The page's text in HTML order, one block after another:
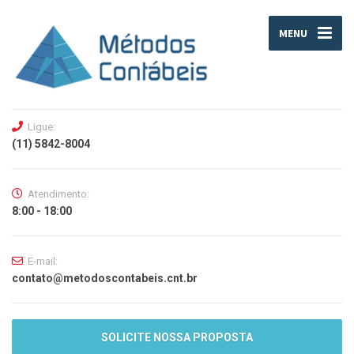
MENU
Ligue:
(11) 5842-8004
Atendimento:
8:00 - 18:00
E-mail:
contato@metodoscontabeis.cnt.br
SOLICITE NOSSA PROPOSTA